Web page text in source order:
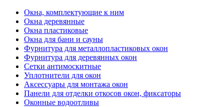
Окна, комплектующие к ним
Окна деревянные
Окна пластиковые
Окна для бани и сауны
Фурнитура для металлопластиковых окон
Фурнитура для деревянных окон
Сетки антимоскитные
Уплотнители для окон
Аксессуары для монтажа окон
Панели для отделки откосов окон, фиксаторы
Оконные водоотливы